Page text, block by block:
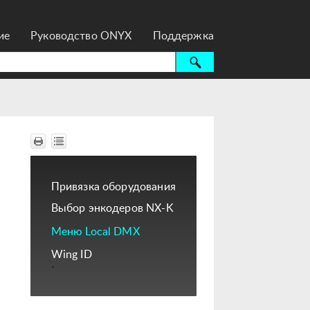
Руководство ONYX Поддержка
Привязка оборудования
Выбор энкодеров NX-K
Меню Local DMX
Wing ID
`